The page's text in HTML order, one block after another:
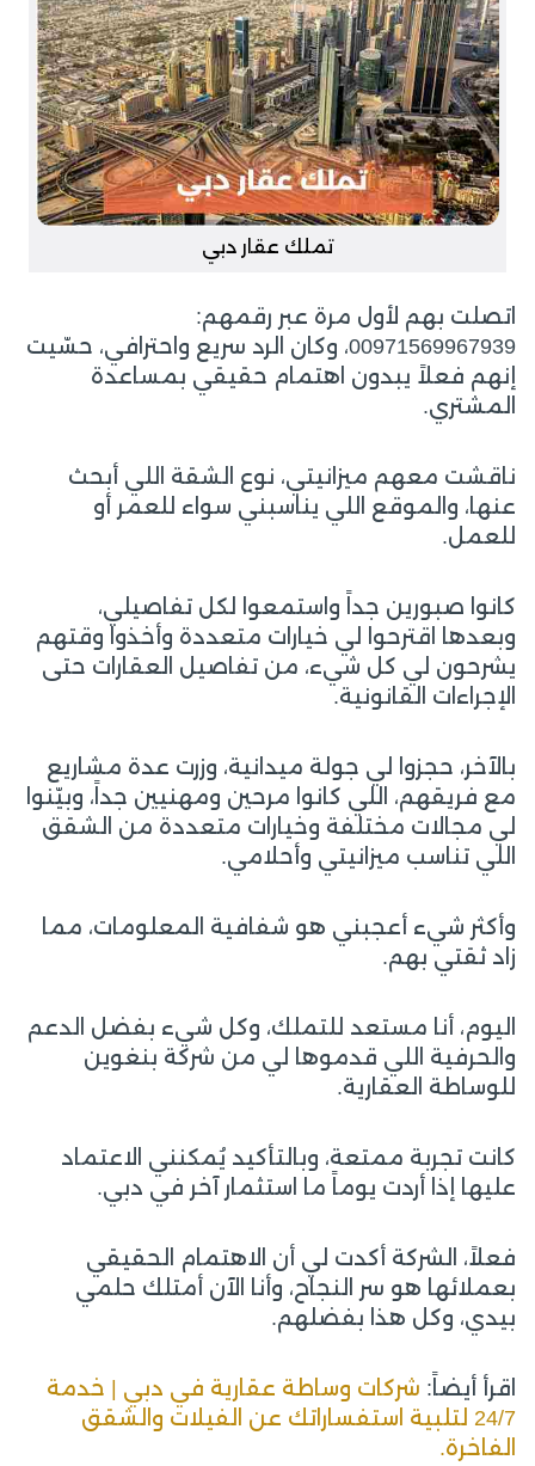
تملك عقار دبي
اتصلت بهم لأول مرة عبر رقمهم:
00971569967939، وكان الرد سريع واحترافي، حسّيت
إنهم فعلاً يبدون اهتمام حقيقي بمساعدة
المشتري.
ناقشت معهم ميزانيتي، نوع الشقة اللي أبحث
عنها، والموقع اللي يناسبني سواء للعمر أو
للعمل.
كانوا صبورين جداً واستمعوا لكل تفاصيلي،
وبعدها اقترحوا لي خيارات متعددة وأخذوا وقتهم
يشرحون لي كل شيء، من تفاصيل العقارات حتى
الإجراءات القانونية.
بالآخر، حجزوا لي جولة ميدانية، وزرت عدة مشاريع
مع فريقهم، اللي كانوا مرحين ومهنيين جداً، وبيّنوا
لي مجالات مختلفة وخيارات متعددة من الشقق
اللي تناسب ميزانيتي وأحلامي.
وأكثر شيء أعجبني هو شفافية المعلومات، مما
زاد ثقتي بهم.
اليوم، أنا مستعد للتملك، وكل شيء بفضل الدعم
والحرفية اللي قدموها لي من شركة بنغوين
للوساطة العقارية.
كانت تجربة ممتعة، وبالتأكيد يُمكنني الاعتماد
عليها إذا أردت يوماً ما استثمار آخر في دبي.
فعلاً، الشركة أكدت لي أن الاهتمام الحقيقي
بعملائها هو سر النجاح، وأنا الآن أمتلك حلمي
بيدي، وكل هذا بفضلهم.
اقرأ أيضاً: شركات وساطة عقارية في دبي | خدمة
24/7 لتلبية استفساراتك عن الفيلات والشقق
الفاخرة.